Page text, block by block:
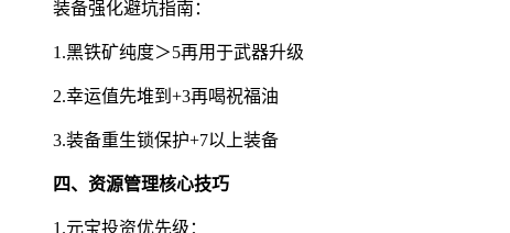
装备强化避坑指南：
1.黑铁矿纯度＞5再用于武器升级
2.幸运值先堆到+3再喝祝福油
3.装备重生锁保护+7以上装备
四、资源管理核心技巧
1.元宝投资优先级：